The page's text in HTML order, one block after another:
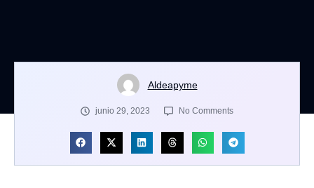
Aldeapyme
junio 29, 2023 No Comments